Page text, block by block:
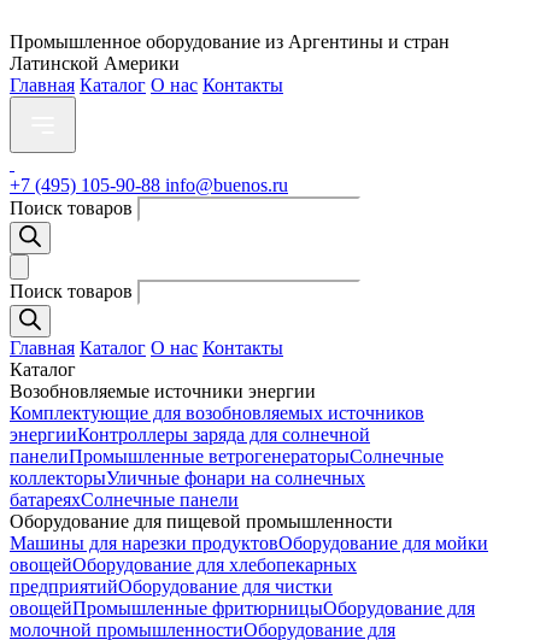
Промышленное оборудование из Аргентины и стран
Латинской Америки
Главная Каталог О нас Контакты
+7 (495) 105-90-88 info@buenos.ru
Поиск товаров
Поиск товаров
Главная Каталог О нас Контакты
Каталог
Возобновляемые источники энергии
Комплектующие для возобновляемых источников
энергииКонтроллеры заряда для солнечной
панелиПромышленные ветрогенераторыСолнечные
коллекторыУличные фонари на солнечных
батареяхСолнечные панели
Оборудование для пищевой промышленности
Машины для нарезки продуктовОборудование для мойки
овощейОборудование для хлебопекарных
предприятийОборудование для чистки
овощейПромышленные фритюрницыОборудование для
молочной промышленностиОборудование для